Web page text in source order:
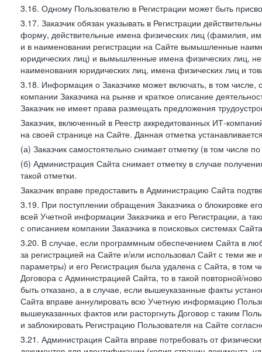
3.16. Одному Пользователю в Регистрации может быть
3.17. Заказчик обязан указывать в Регистрации
форму, действительные имена физических лиц (фамилия,
и в наименовании регистрации на Сайте вымышленные
юридических лиц) и вымышленные имена физических лиц,
наименования юридических лиц, имена физических лиц и
3.18. Информация о Заказчике может включать, в том
компании Заказчика на рынке и краткое описание
Заказчик не имеет права размещать предложения
Заказчик, включенный в Реестр аккредитованных ИТ-
на своей странице на Сайте. Данная отметка
(а) Заказчик самостоятельно снимает отметку (в том числе
(б) Администрация Сайта снимает отметку в случае
такой отметки.
Заказчик вправе предоставить в Администрацию Сайта
3.19. При поступлении обращения Заказчика о блокировке
всей Учетной информации Заказчика и его Регистрации, а
с описанием компании Заказчика в поисковых системах
3.20. В случае, если программным обеспечением Сайта в
за регистрацией на Сайте и/или использовал Сайт с теми
параметры) и его Регистрация была удалена с Сайта, в том
Договора с Администрацией Сайта, то в такой повторной/
быть отказано, а в случае, если вышеуказанные факты
Сайта вправе аннулировать всю Учетную информацию
вышеуказанных фактов или расторгнуть Договор с таким
и заблокировать Регистрацию Пользователя на Сайте
3.21. Администрация Сайта вправе потребовать от